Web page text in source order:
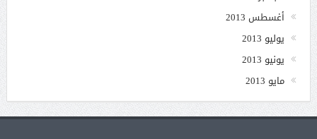
أغسطس 2013
يوليو 2013
يونيو 2013
مايو 2013